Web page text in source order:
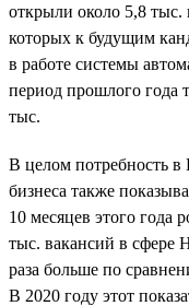
открыли около 5,8 тыс.
которых к будущим
в работе системы
период прошлого года
тыс.
В целом потребность в
бизнеса также
10 месяцев этого года
тыс. вакансий в сфере
раза больше по
В 2020 году этот